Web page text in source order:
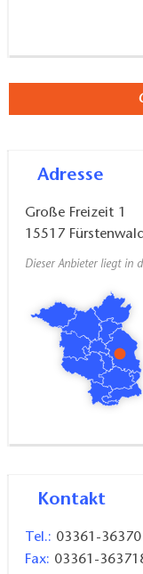
Familien
Familien
Familien
Eintritt Spaßbad für 4
Eintritt Spaßbad für 4
2 Erwachsene, 4 Kinder
Saunazuschlag
pro Person
Erwachsene
Begleitperson von
Adresse
Große Freizeit 1
15517
Dieser Anbieter liegt in
Kontakt
Tel.: 03361-36370
Fax: 03361-